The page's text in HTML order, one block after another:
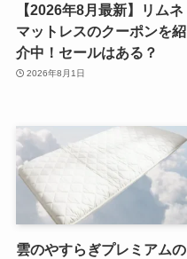
【2026年8月最新】リムネ
マットレスのクーポンを紹
介中！セールはある？
2026年8月1日
雲のやすらぎプレミアムの